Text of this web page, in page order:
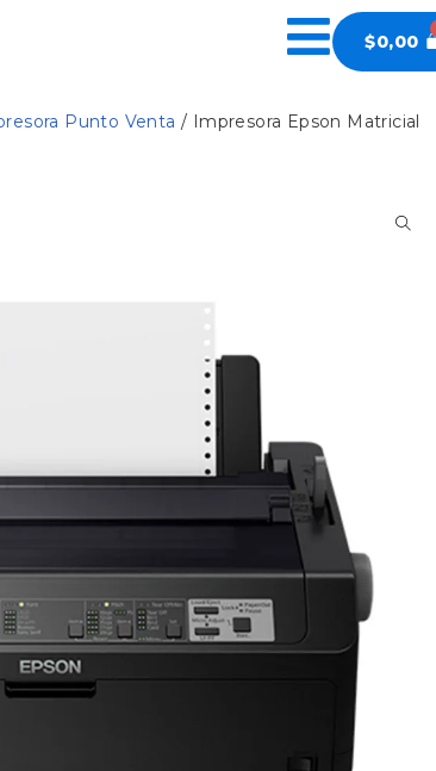
$0,00
Punto Venta / Impresora Epson Matricial